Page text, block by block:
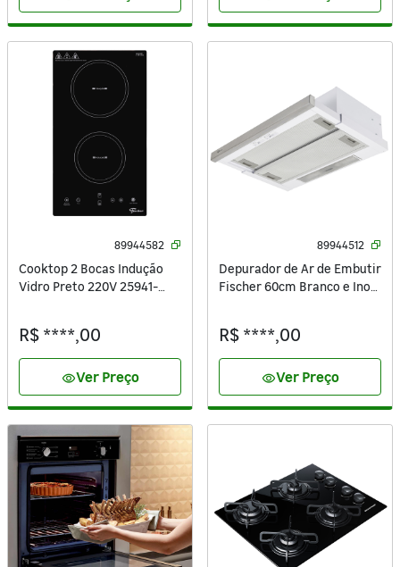
89944582
Cooktop 2 Bocas Indução
Vidro Preto 220V 25941-
R$ ****,00
visibilityVer Preço
89944512
Depurador de Ar de Embutir
Fischer 60cm Branco e Inox
R$ ****,00
visibilityVer Preço